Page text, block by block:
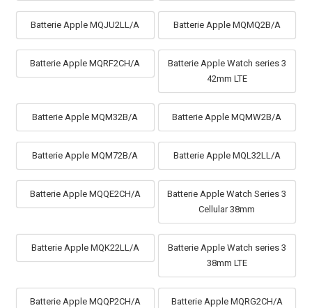
Batterie Apple MQJU2LL/A Batterie Apple MQMQ2B/A
Batterie Apple MQRF2CH/A
Batterie Apple Watch series 3
42mm LTE
Batterie Apple MQM32B/A Batterie Apple MQMW2B/A
Batterie Apple MQM72B/A Batterie Apple MQL32LL/A
Batterie Apple MQQE2CH/A
Batterie Apple Watch Series 3
Cellular 38mm
Batterie Apple MQK22LL/A
Batterie Apple Watch series 3
38mm LTE
Batterie Apple MQQP2CH/A Batterie Apple MQRG2CH/A